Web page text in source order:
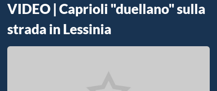
VIDEO | Caprioli "duellano" sulla
strada in Lessinia